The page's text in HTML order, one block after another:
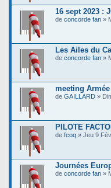
16 sept 2023 :
de concorde fan »
Les Ailes du
de concorde fan »
meeting
de GAILLARD »
PILOTE
de fcoq » Jeu 9
Journées
de concorde fan »